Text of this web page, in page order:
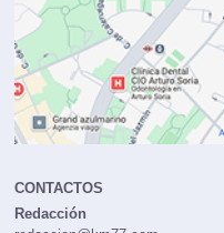
CONTACTOS